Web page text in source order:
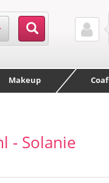
Makeup
- Solanie